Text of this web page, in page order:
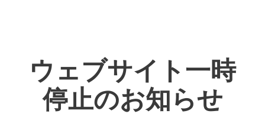
ウェブサイト一時
停止のお知らせ